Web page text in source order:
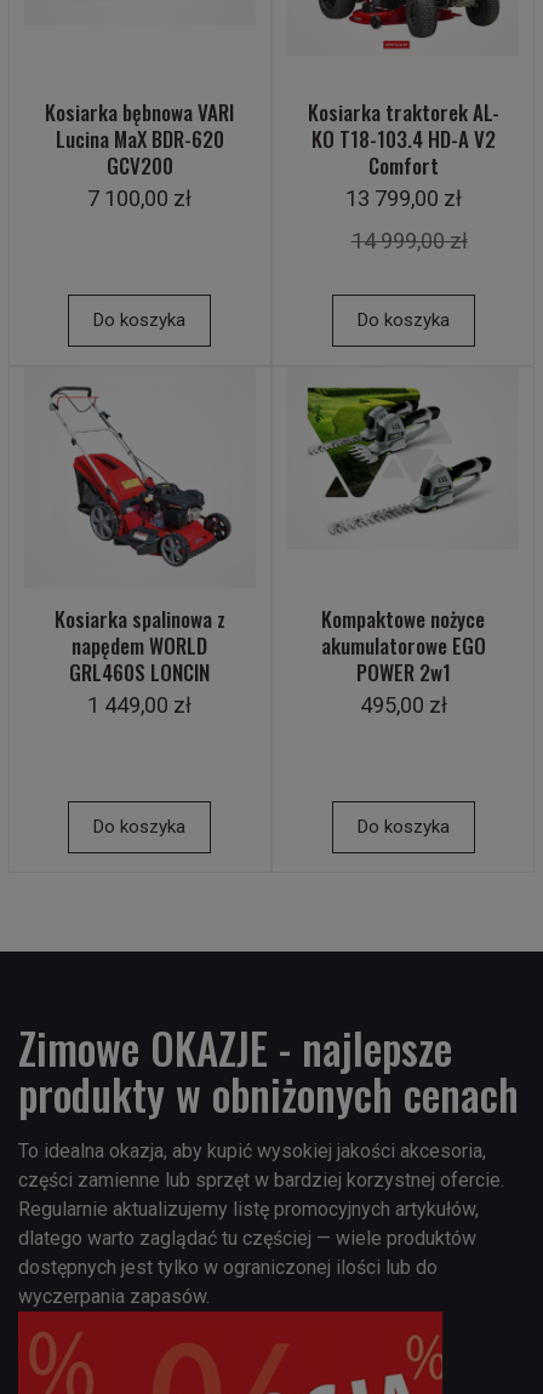
Kosiarka bębnowa VARI
Lucina MaX BDR-620
GCV200
7 100,00 zł
Do koszyka
Kosiarka traktorek AL-
KO T18-103.4 HD-A V2
Comfort
13 799,00 zł
14 999,00 zł
Do koszyka
Kosiarka spalinowa z
napędem WORLD
GRL460S LONCIN
1 449,00 zł
Do koszyka
Kompaktowe nożyce
akumulatorowe EGO
POWER 2w1
495,00 zł
Do koszyka
Zimowe OKAZJE - najlepsze
produkty w obniżonych cenach
To idealna okazja, aby kupić wysokiej jakości akcesoria,
części zamienne lub sprzęt w bardziej korzystnej ofercie.
Regularnie aktualizujemy listę promocyjnych artykułów,
dlatego warto zaglądać tu częściej — wiele produktów
dostępnych jest tylko w ograniczonej ilości lub do
wyczerpania zapasów.